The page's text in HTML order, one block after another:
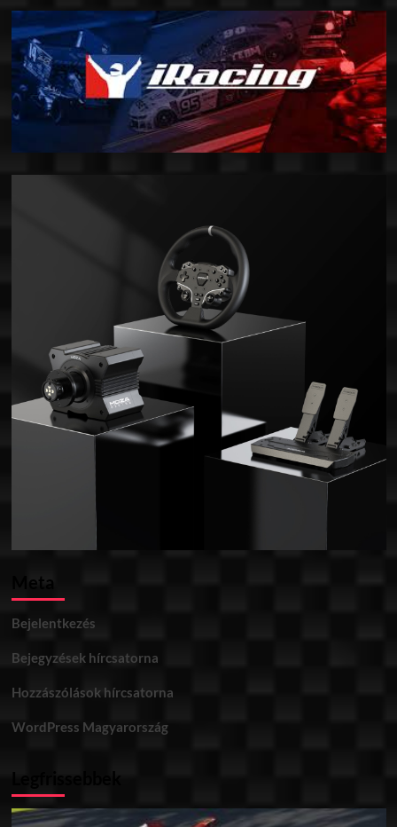
Meta
Bejelentkezés
Bejegyzések hírcsatorna
Hozzászólások hírcsatorna
WordPress Magyarország